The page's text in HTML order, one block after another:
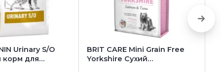
Urinary S/O
корм для
BRIT CARE Mini Grain Free
Yorkshire Сухий